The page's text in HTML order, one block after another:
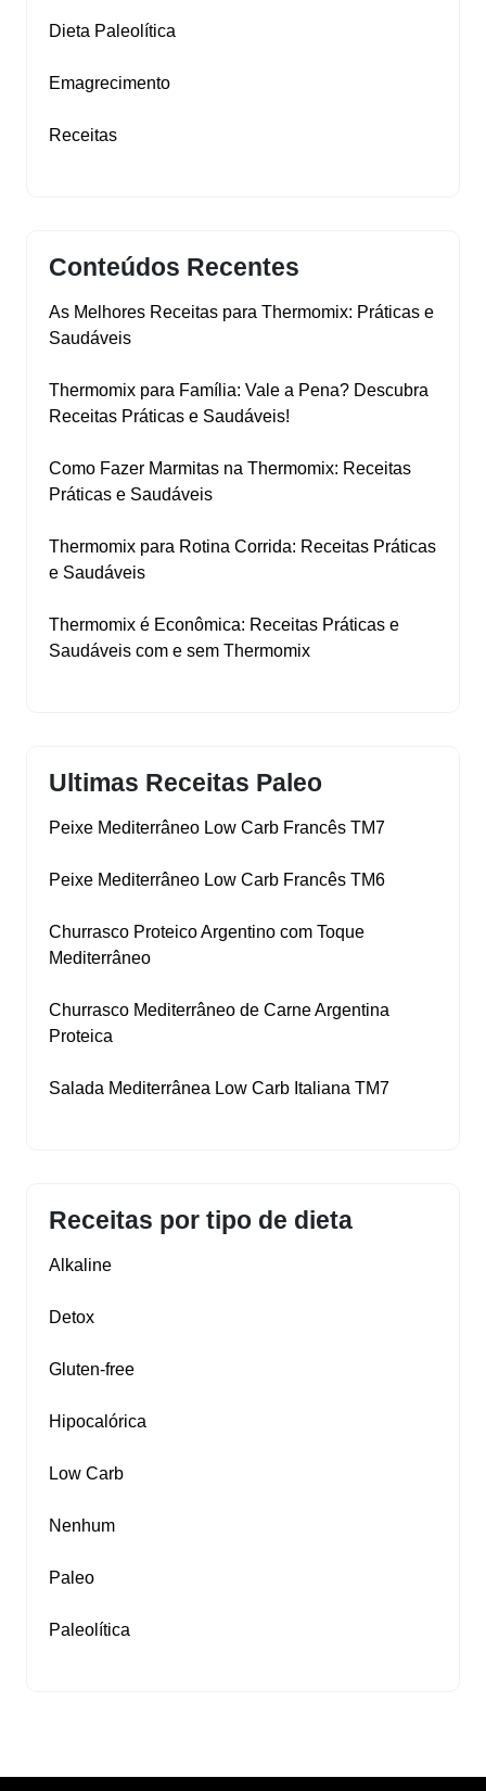
Dieta Paleolítica
Emagrecimento
Receitas
Conteúdos Recentes
As Melhores Receitas para Thermomix: Práticas e
Saudáveis
Thermomix para Família: Vale a Pena? Descubra
Receitas Práticas e Saudáveis!
Como Fazer Marmitas na Thermomix: Receitas
Práticas e Saudáveis
Thermomix para Rotina Corrida: Receitas Práticas
e Saudáveis
Thermomix é Econômica: Receitas Práticas e
Saudáveis com e sem Thermomix
Ultimas Receitas Paleo
Peixe Mediterrâneo Low Carb Francês TM7
Peixe Mediterrâneo Low Carb Francês TM6
Churrasco Proteico Argentino com Toque
Mediterrâneo
Churrasco Mediterrâneo de Carne Argentina
Proteica
Salada Mediterrânea Low Carb Italiana TM7
Receitas por tipo de dieta
Alkaline
Detox
Gluten‑free
Hipocalórica
Low Carb
Nenhum
Paleo
Paleolítica